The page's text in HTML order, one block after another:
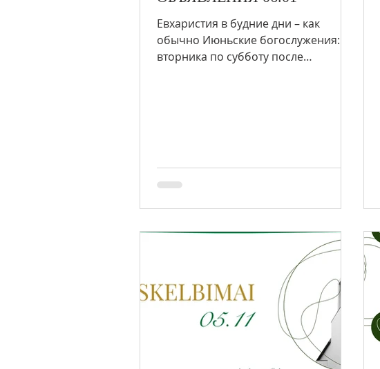
Евхаристия в будние дни – как
обычно Июньские богослужения: со
вторника по субботу после